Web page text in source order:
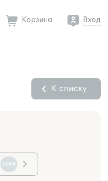
Корзина Вход
К списку
1286